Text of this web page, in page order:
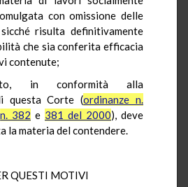
con omissione delle
risulta definitivamente
che sia conferita efficacia
contenute;
in conformità alla
questa Corte (ordinanze n.
n. 382 e 381 del 2000), deve
la materia del contendere.
QUESTI MOTIVI